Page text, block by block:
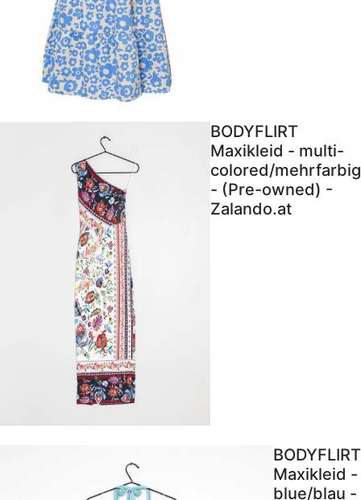
BODYFLIRT
Maxikleid - multi-
colored/mehrfarbig
- (Pre-owned) -
Zalando.at
BODYFLIRT
Maxikleid -
blue/blau -